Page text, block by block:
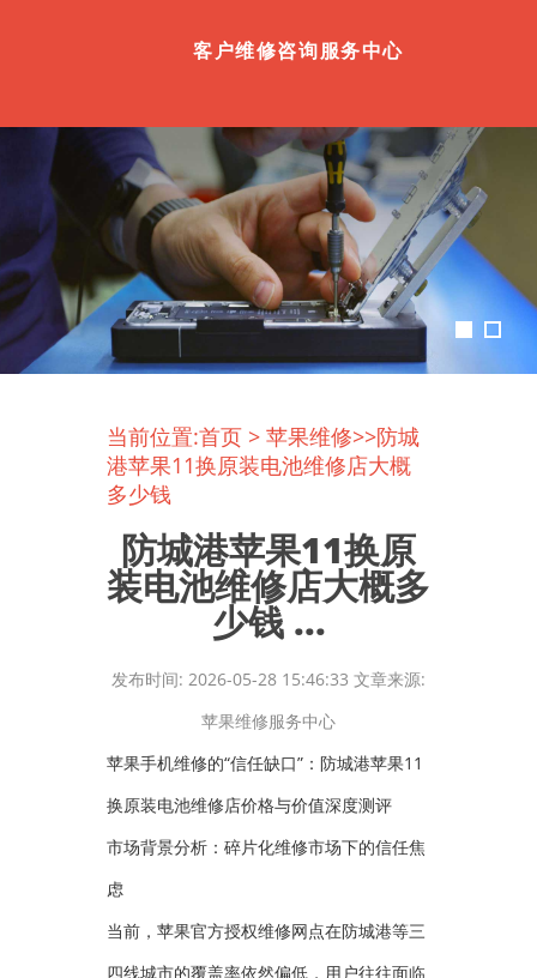
客户维修咨询服务中心
当前位置:首页 > 苹果维修>>防城
港苹果11换原装电池维修店大概
多少钱
防城港苹果11换原
装电池维修店大概多
少钱 ...
发布时间: 2026-05-28 15:46:33 文章来源:
苹果维修服务中心
苹果手机维修的“信任缺口”：防城港苹果11
换原装电池维修店价格与价值深度测评
市场背景分析：碎片化维修市场下的信任焦
虑
当前，苹果官方授权维修网点在防城港等三
四线城市的覆盖率依然偏低，用户往往面临